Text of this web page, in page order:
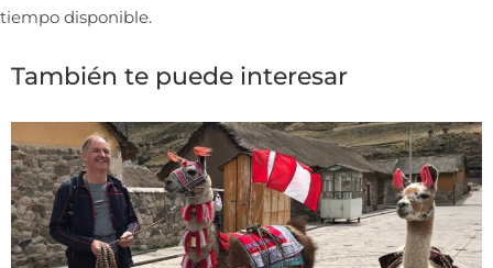
tiempo disponible.
También te puede interesar